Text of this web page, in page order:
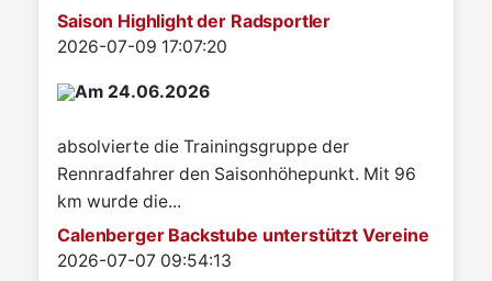
Saison Highlight der Radsportler
Details
2026-07-09 17:07:20
Am 24.06.2026
absolvierte die Trainingsgruppe der
Rennradfahrer den Saisonhöhepunkt. Mit 96
km wurde die...
Calenberger Backstube unterstützt Vereine
Details
2026-07-07 09:54:13